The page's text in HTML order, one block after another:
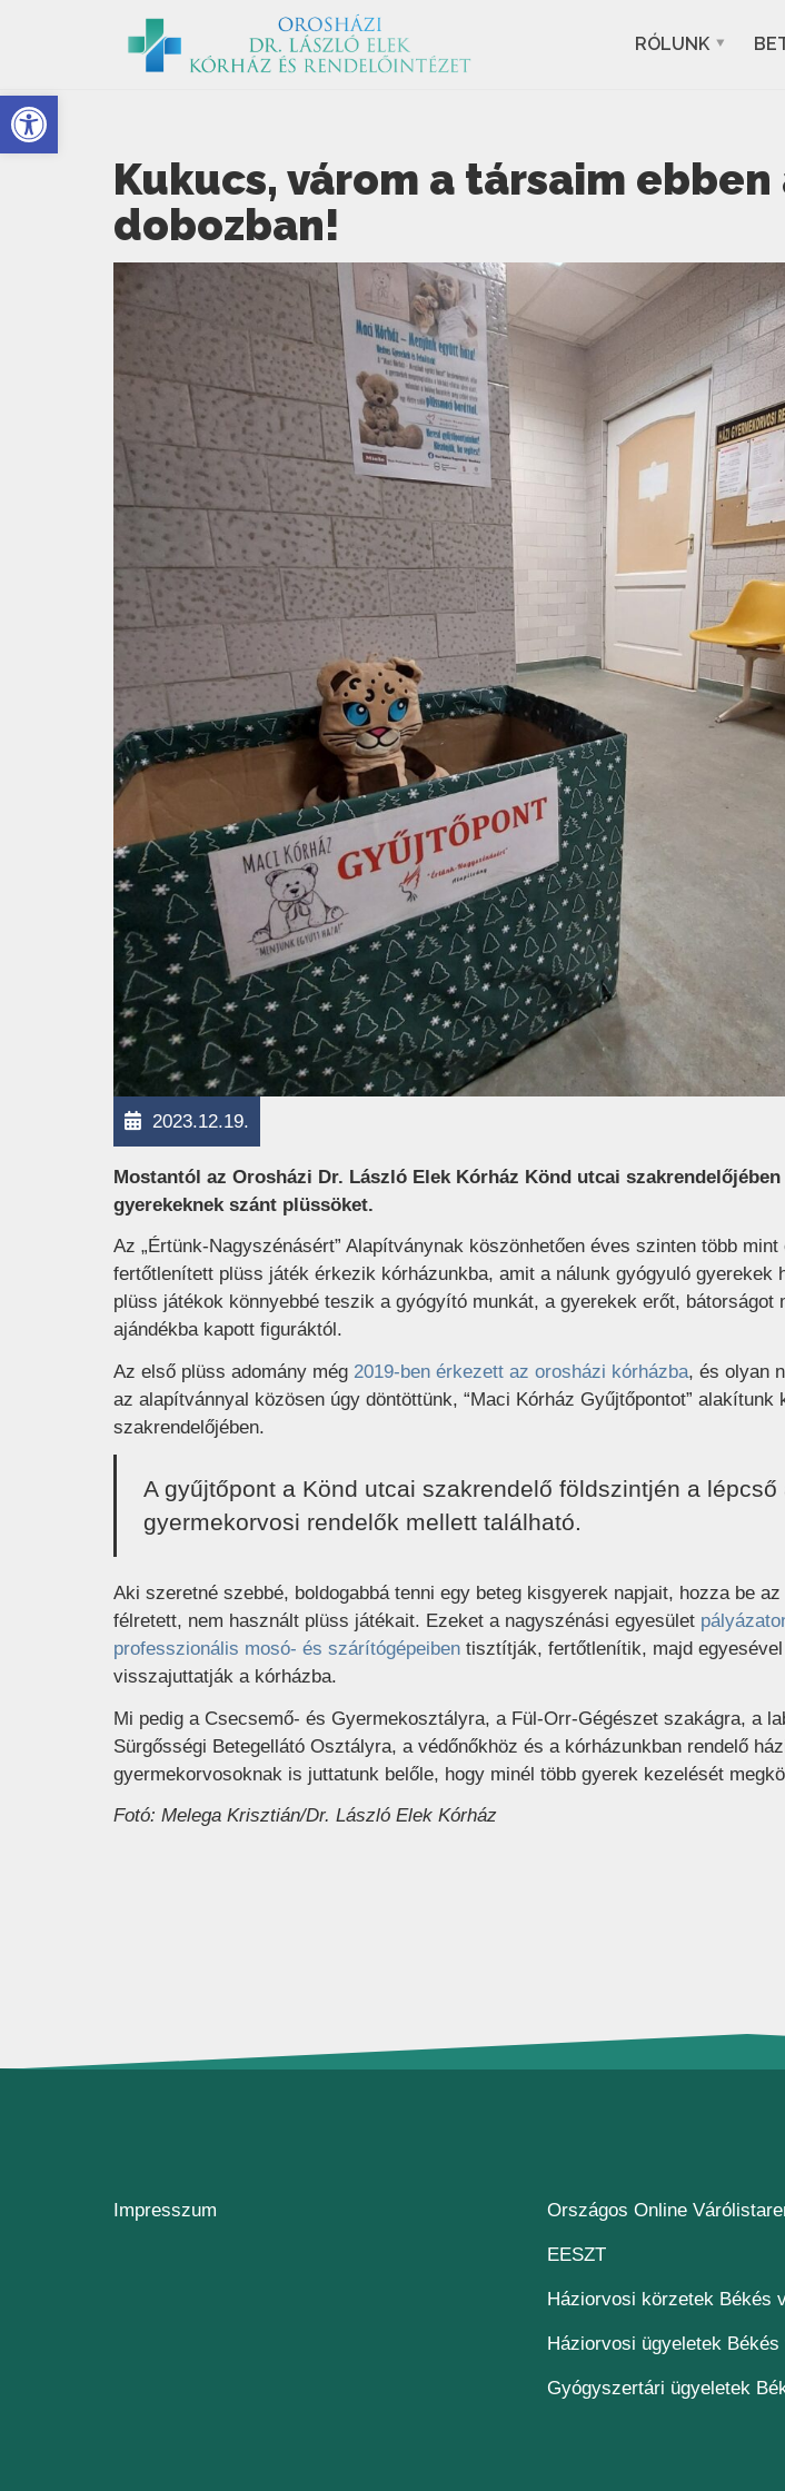
Eszköztár megnyitása
RÓLUNK
Kukucs, várom a társaim ebben
dobozban!
2023.12.19.
Mostantól az Orosházi Dr. László Elek Kórház Könd utcai
gyerekeknek szánt plüssöket.
Az „Értünk-Nagyszénásért” Alapítványnak köszönhetően éves szinten több
fertőtlenített plüss játék érkezik kórházunkba, amit a nálunk gyógyuló gyerekek
plüss játékok könnyebbé teszik a gyógyító munkát, a gyerekek erőt, bátorságot
ajándékba kapott figuráktól.
Az első plüss adomány még 2019-ben érkezett az orosházi kórházba, és olyan
az alapítvánnyal közösen úgy döntöttünk, “Maci Kórház Gyűjtőpontot” alakítunk
szakrendelőjében.
A gyűjtőpont a Könd utcai szakrendelő földszintjén a lépcső
gyermekorvosi rendelők mellett található.
Aki szeretné szebbé, boldogabbá tenni egy beteg kisgyerek napjait, hozza be
félretett, nem használt plüss játékait. Ezeket a nagyszénási egyesület
professzionális mosó- és szárítógépeiben tisztítják, fertőtlenítik, majd
visszajuttatják a kórházba.
Mi pedig a Csecsemő- és Gyermekosztályra, a Fül-Orr-Gégészet szakágra, a
Sürgősségi Betegellátó Osztályra, a védőnőkhöz és a kórházunkban rendelő
gyermekorvosoknak is juttatunk belőle, hogy minél több gyerek kezelését
Fotó: Melega Krisztián/Dr. László Elek Kórház
Impresszum Országos Online
EESZT(új ablakban nyílik
Háziorvosi körzetek Békés
Háziorvosi ügyeletek Békés
Gyógyszertári ügyeletek